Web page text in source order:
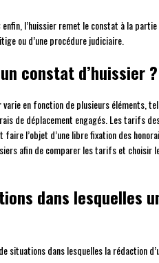
enfin, l’huissier remet le constat à la
ou d’une procédure judiciaire.
constat d’huissier ?
varie en fonction de plusieurs éléments,
de déplacement engagés. Les tarifs
l’objet d’une libre fixation des
afin de comparer les tarifs et choisir
dans lesquelles
situations dans lesquelles la rédaction